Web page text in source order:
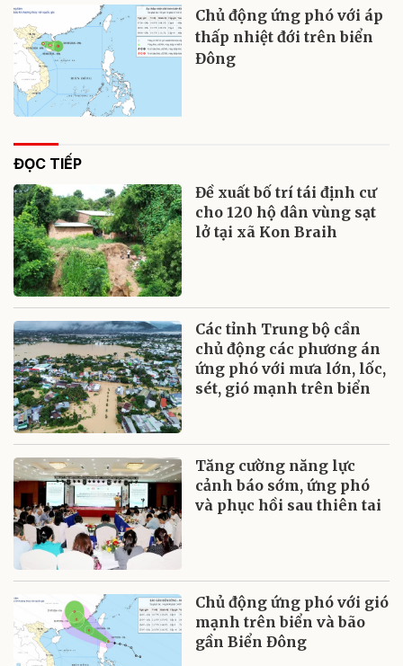
Chủ động ứng phó với áp
thấp nhiệt đới trên biển
Đông
ĐỌC TIẾP
Đề xuất bố trí tái định cư
cho 120 hộ dân vùng sạt
lở tại xã Kon Braih
Các tỉnh Trung bộ cần
chủ động các phương án
ứng phó với mưa lớn, lốc,
sét, gió mạnh trên biển
Tăng cường năng lực
cảnh báo sớm, ứng phó
và phục hồi sau thiên tai
Chủ động ứng phó với gió
mạnh trên biển và bão
gần Biển Đông